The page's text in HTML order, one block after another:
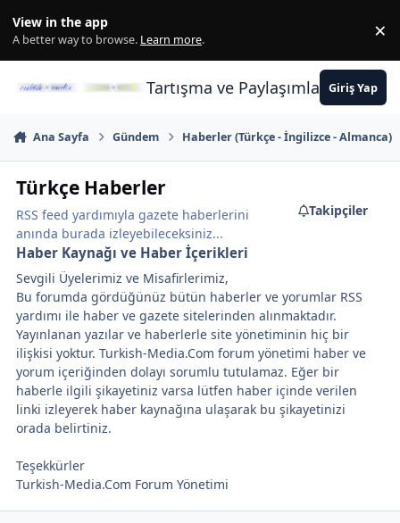
View in the app
A better way to browse. Learn more. ×
Tartışma ve PaylaşımlarınGiriş Yap
Ana Sayfa Gündem Haberler (Türkçe - İngilizce - Almanca)
Türkçe Haberler
RSS feed yardımıyla gazete haberlerini
anında burada izleyebileceksiniz...
Takipçiler
Haber Kaynağı ve Haber İçerikleri
Sevgili Üyelerimiz ve Misafirlerimiz,
Bu forumda gördüğünüz bütün haberler ve yorumlar RSS
yardımı ile haber ve gazete sitelerinden alınmaktadır.
Yayınlanan yazılar ve haberlerle site yönetiminin hiç bir
ilişkisi yoktur. Turkish-Media.Com forum yönetimi haber ve
yorum içeriğinden dolayı sorumlu tutulamaz. Eğer bir
haberle ilgili şikayetiniz varsa lütfen haber içinde verilen
linki izleyerek haber kaynağına ulaşarak bu şikayetinizi
orada belirtiniz.
Teşekkürler
Turkish-Media.Com Forum Yönetimi